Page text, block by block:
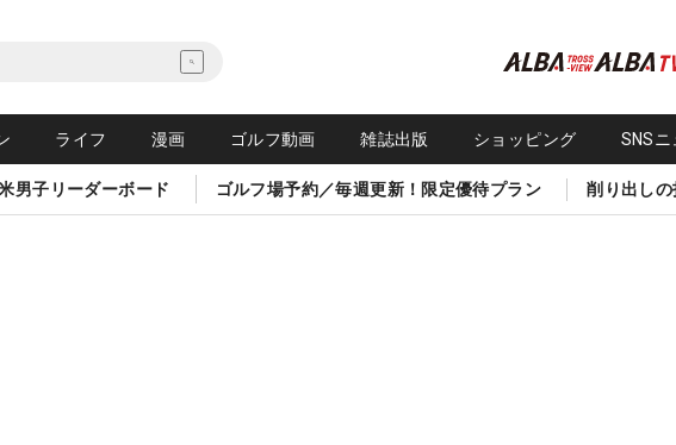
ライフ 漫画 ゴルフ動画 雑誌出版 ショッピング SNSニ
男子リーダーボード ゴルフ場予約／毎週更新！限定優待プラン 削り出し